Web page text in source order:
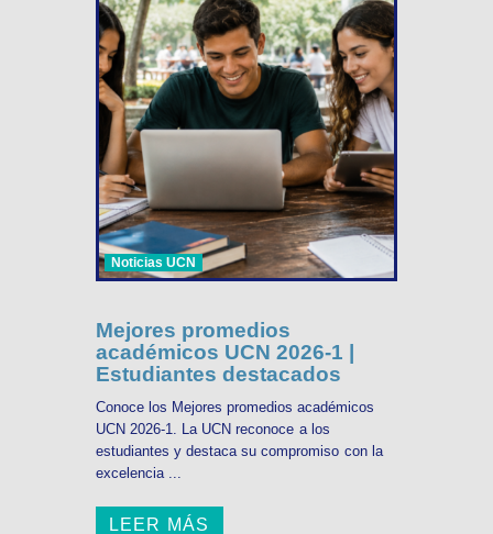
Noticias UCN
Mejores promedios
académicos UCN 2026-1 |
Estudiantes destacados
Conoce los Mejores promedios académicos
UCN 2026-1. La UCN reconoce a los
estudiantes y destaca su compromiso con la
excelencia ...
LEER MÁS